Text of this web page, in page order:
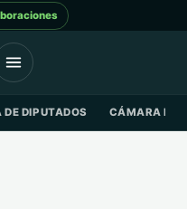
DIPUTADOS CÁMARA DE